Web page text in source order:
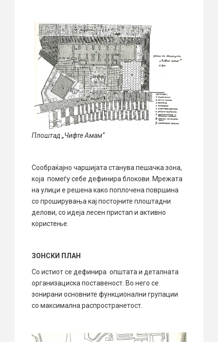
Плоштад „Чифте Амам“
Сообраќајно чаршијата станува пешачка зона,
која помеѓу себе дефинира блокови. Мрежата
на улици е решена како поплочена површина
со проширувања кај постојните плоштадни
делови, со идеја лесен пристап и активно
користење.
ЗОНСКИ ПЛАН
Со истиот се дефинира општата и деталната
организациска поставеност. Во него се
зонирани основните функционални групации
со максимална распространетост.